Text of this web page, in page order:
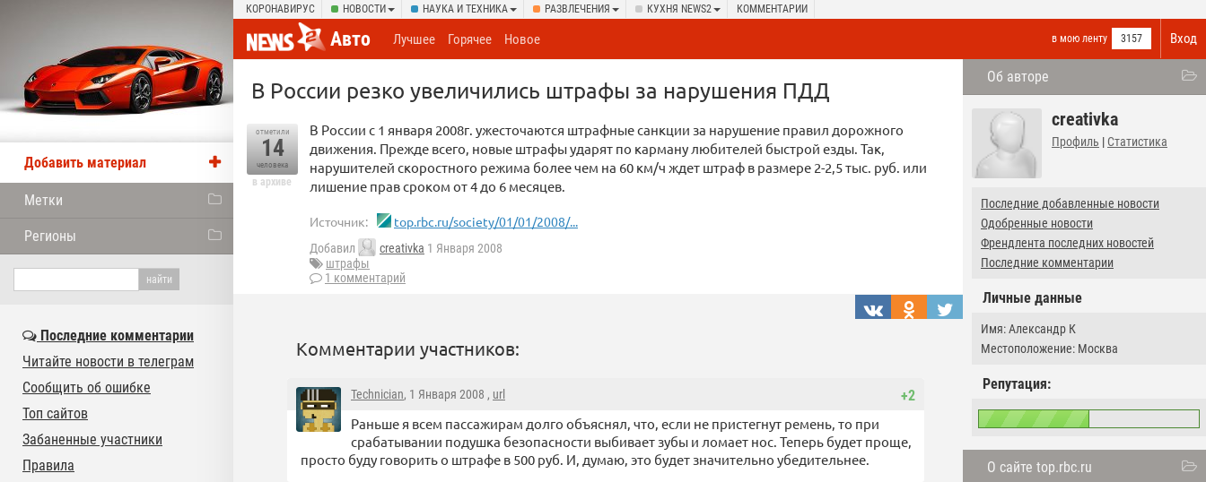
КОРОНАВИРУС НОВОСТИ НАУКА И ТЕХНИКА РАЗВЛЕЧЕНИЯ КУХНЯ NEWS2 КОММЕНТАРИИ
Вход
Авто в мою ленту 3157
Лучшее Горячее Новое
Об авторе
creativka
Профиль | Статистика
Последние добавленные новости
Одобренные новости
Френдлента последних новостей
Последние комментарии
Личные данные
Имя: Александр К
Местоположение: Москва
Репутация:
О сайте top.rbc.ru
В России резко увеличились штрафы за нарушения ПДД
отметили
14
человека
в архиве
В России с 1 января 2008г. ужесточаются штрафные санкции за нарушение правил дорожного
движения. Прежде всего, новые штрафы ударят по карману любителей быстрой езды. Так,
нарушителей скоростного режима более чем на 60 км/ч ждет штраф в размере 2-2,5 тыс. руб. или
лишение прав сроком от 4 до 6 месяцев.
Источник: top.rbc.ru/society/01/01/2008/...
Добавил creativka 1 Января 2008
штрафы
1 комментарий
Комментарии участников:
+2
Technician, 1 Января 2008 , url
Раньше я всем пассажирам долго объяснял, что, если не пристегнут ремень, то при
срабатывании подушка безопасности выбивает зубы и ломает нос. Теперь будет проще,
просто буду говорить о штрафе в 500 руб. И, думаю, это будет значительно убедительнее.
Добавить материал
Метки
Регионы
Последние комментарии
Читайте новости в телеграм
Сообщить об ошибке
Топ сайтов
Забаненные участники
Правила